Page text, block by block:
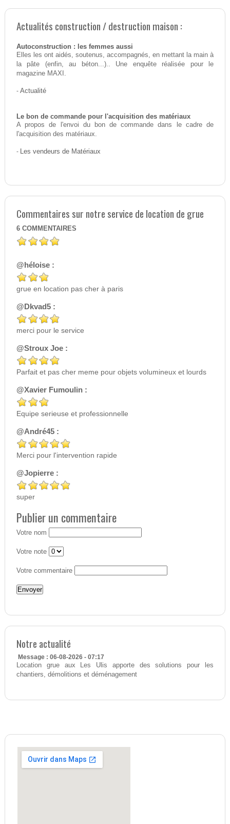
Actualités construction / destruction maison :
Autoconstruction : les femmes aussi
Elles les ont aidés, soutenus, accompagnés, en mettant la main à
la pâte (enfin, au béton...).. Une enquête réalisée pour le
magazine MAXI.
- Actualité
Le bon de commande pour l'acquisition des matériaux
A propos de l'envoi du bon de commande dans le cadre de
l'acquisition des matériaux.
- Les vendeurs de Matériaux
Commentaires sur notre service de location de grue
6 COMMENTAIRES
@héloise :
grue en location pas cher à paris
@Dkvad5 :
merci pour le service
@Stroux Joe :
Parfait et pas cher meme pour objets volumineux et lourds
@Xavier Fumoulin :
Equipe serieuse et professionnelle
@André45 :
Merci pour l'intervention rapide
@Jopierre :
super
Publier un commentaire
Votre nom
Votre note
Votre commentaire
Notre actualité
Message : 06-08-2026 - 07:17
Location grue aux Les Ulis apporte des solutions pour les
chantiers, démolitions et déménagement